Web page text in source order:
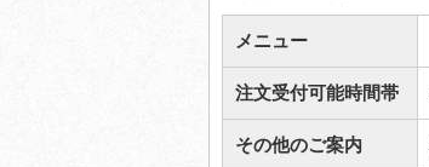
メニュー
注文受付可能時間帯
その他のご案内